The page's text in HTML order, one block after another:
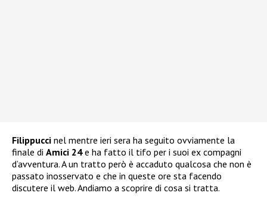
Filippucci nel mentre ieri sera ha seguito ovviamente la
finale di Amici 24e ha fatto il tifo per i suoi ex compagni
d’avventura. A un tratto però è accaduto qualcosa che non è
passato inosservato e che in queste ore sta facendo
discutere il web. Andiamo a scoprire di cosa si tratta.